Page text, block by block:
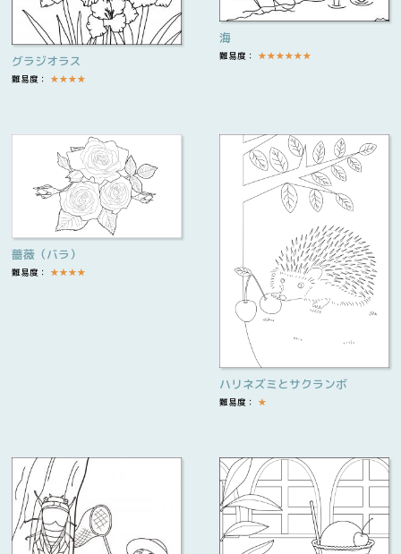
グラジオラス
難易度： ★★★★
海
難易度： ★★★★★★
薔薇（バラ）
難易度： ★★★★
ハリネズミとサクランボ
難易度： ★